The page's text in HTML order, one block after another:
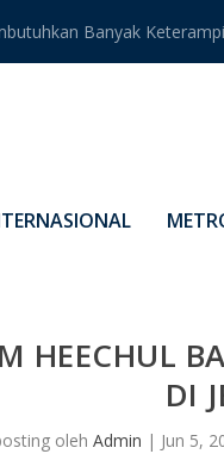
Banyak
HEECHUL
DI
olehAdmin | Jun 5,